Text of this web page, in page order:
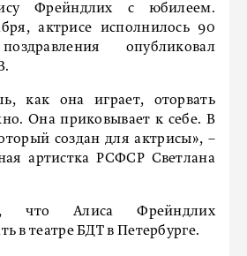
Фрейндлих с юбилеем.
актрисе исполнилось 90
опубликовал
как она играет, оторвать
Она приковывает к себе. В
создан для актрисы», –
артистка РСФСР Светлана
что Алиса Фрейндлих
в театре БДТ в Петербурге.